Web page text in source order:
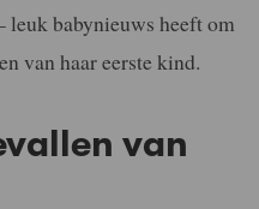
leuk babynieuws heeft om
van haar eerste kind.
van